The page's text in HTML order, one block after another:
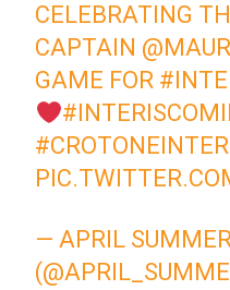
CELEBRATING
CAPTAIN
GAME FOR
#CROTONEINTER
— APRIL